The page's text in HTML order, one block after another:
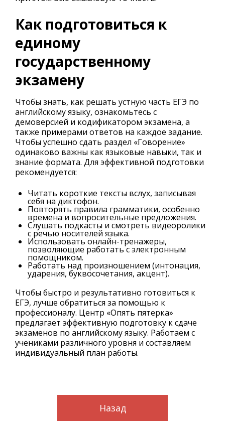
Как подготовиться к
единому
государственному
экзамену
Чтобы знать, как решать устную часть ЕГЭ по
английскому языку, ознакомьтесь с
демоверсией и кодификатором экзамена, а
также примерами ответов на каждое задание.
Чтобы успешно сдать раздел «Говорение»
одинаково важны как языковые навыки, так и
знание формата. Для эффективной подготовки
рекомендуется:
Читать короткие тексты вслух, записывая
себя на диктофон.
Повторять правила грамматики, особенно
времена и вопросительные предложения.
Слушать подкасты и смотреть видеоролики
с речью носителей языка.
Использовать онлайн-тренажеры,
позволяющие работать с электронным
помощником.
Работать над произношением (интонация,
ударения, буквосочетания, акцент).
Чтобы быстро и результативно готовиться к
ЕГЭ, лучше обратиться за помощью к
профессионалу. Центр «Опять пятерка»
предлагает эффективную подготовку к сдаче
экзаменов по английскому языку. Работаем с
учениками различного уровня и составляем
индивидуальный план работы.
Назад